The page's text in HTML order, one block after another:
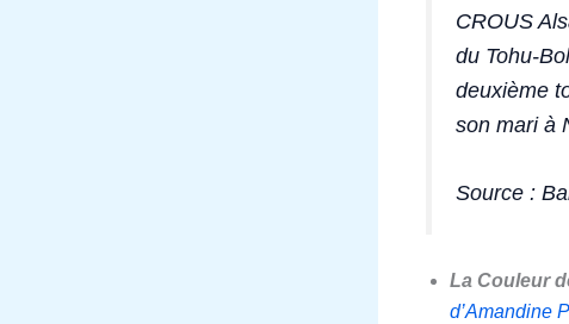
CROUS
du Tohu-
deuxième
son mari à
Source :
La Couleur
d’Amandine